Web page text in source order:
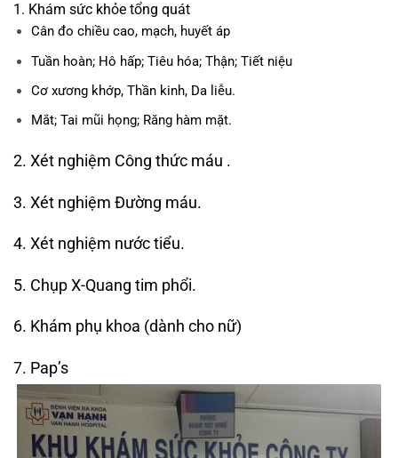
1. Khám sức khỏe tổng quát
Cân đo chiều cao, mạch, huyết áp
Tuần hoàn; Hô hấp; Tiêu hóa; Thận; Tiết niệu
Cơ xương khớp, Thần kinh, Da liễu.
Mắt; Tai mũi họng; Răng hàm mặt.
2. Xét nghiệm Công thức máu .
3. Xét nghiệm Đường máu.
4. Xét nghiệm nước tiểu.
5. Chụp X-Quang tim phổi.
6. Khám phụ khoa (dành cho nữ)
7. Pap’s